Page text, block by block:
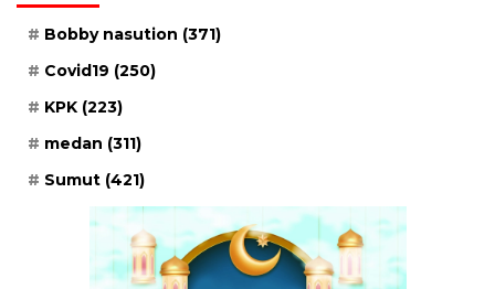
Bobby nasution (371)
Covid19 (250)
KPK (223)
medan (311)
Sumut (421)